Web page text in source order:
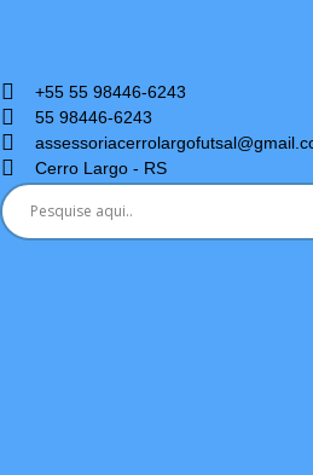
+55 55 98446-6243
55 98446-6243
Cerro Largo - RS